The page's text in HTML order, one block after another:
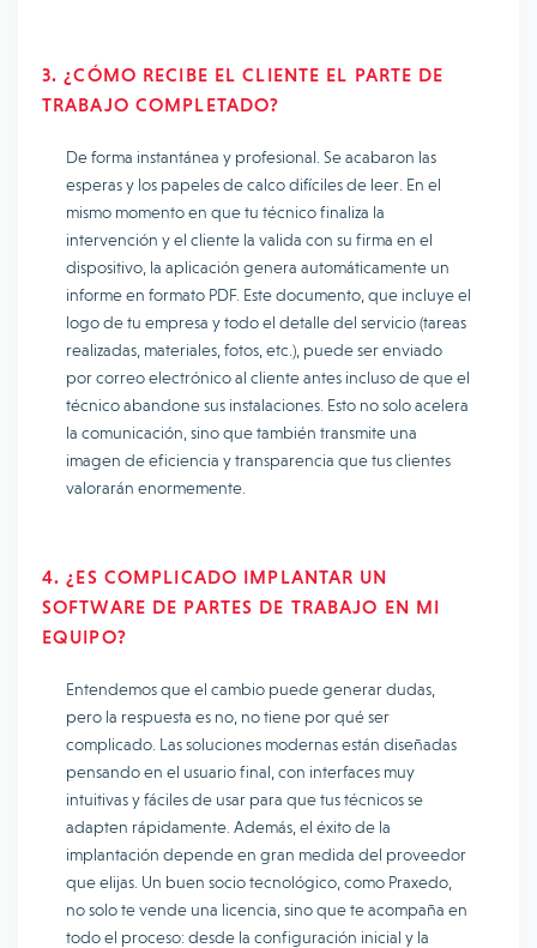
3. ¿CÓMO RECIBE EL CLIENTE EL PARTE DE
TRABAJO COMPLETADO?
De forma instantánea y profesional. Se acabaron las
esperas y los papeles de calco difíciles de leer. En el
mismo momento en que tu técnico finaliza la
intervención y el cliente la valida con su firma en el
dispositivo, la aplicación genera automáticamente un
informe en formato PDF. Este documento, que incluye el
logo de tu empresa y todo el detalle del servicio (tareas
realizadas, materiales, fotos, etc.), puede ser enviado
por correo electrónico al cliente antes incluso de que el
técnico abandone sus instalaciones. Esto no solo acelera
la comunicación, sino que también transmite una
imagen de eficiencia y transparencia que tus clientes
valorarán enormemente.
4. ¿ES COMPLICADO IMPLANTAR UN
SOFTWARE DE PARTES DE TRABAJO EN MI
EQUIPO?
Entendemos que el cambio puede generar dudas,
pero la respuesta es no, no tiene por qué ser
complicado. Las soluciones modernas están diseñadas
pensando en el usuario final, con interfaces muy
intuitivas y fáciles de usar para que tus técnicos se
adapten rápidamente. Además, el éxito de la
implantación depende en gran medida del proveedor
que elijas. Un buen socio tecnológico, como Praxedo,
no solo te vende una licencia, sino que te acompaña en
todo el proceso: desde la configuración inicial y la